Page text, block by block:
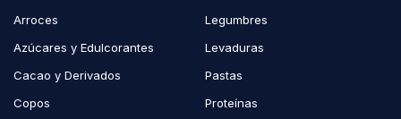
Arroces
Azúcares y Edulcorantes
Cacao y Derivados
Copos
Legumbres
Levaduras
Pastas
Proteínas